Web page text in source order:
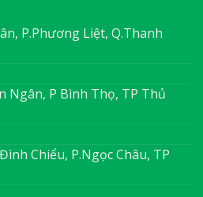
P.Phương Liệt, Q.Thanh
Ngân, P Bình Thọ, TP Thủ
Chiểu, P.Ngọc Châu, TP